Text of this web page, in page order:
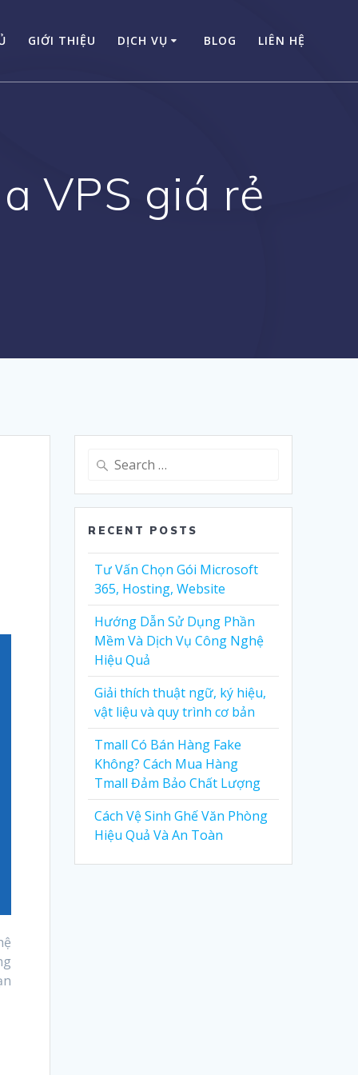
GIỚI THIỆU DỊCH VỤ BLOG LIÊN HỆ
VPS giá rẻ
Search
RECENT POSTS
Tư Vấn Chọn Gói Microsoft
365, Hosting, Website
Hướng Dẫn Sử Dụng Phần
Mềm Và Dịch Vụ Công Nghệ
Hiệu Quả
Giải thích thuật ngữ, ký hiệu,
vật liệu và quy trình cơ bản
Tmall Có Bán Hàng Fake
Không? Cách Mua Hàng
Tmall Đảm Bảo Chất Lượng
Cách Vệ Sinh Ghế Văn Phòng
Hiệu Quả Và An Toàn